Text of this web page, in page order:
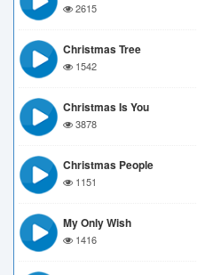
2615
Christmas Tree
1542
Christmas Is You
3878
Christmas People
1151
My Only Wish
1416